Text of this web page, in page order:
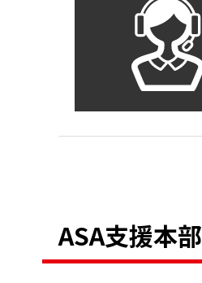
ASA支援本部